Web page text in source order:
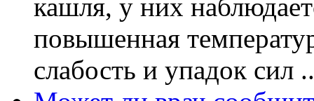
кашля, у них
повышенная
слабость и упадок сил